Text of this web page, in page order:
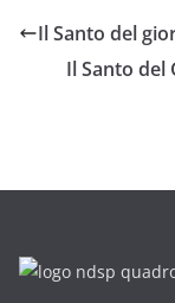
Il Santo del
Il Santo del